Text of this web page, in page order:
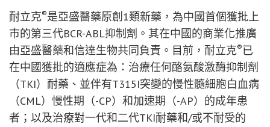
耐立克®是亞盛醫藥原創1類新藥，為中國首個獲批上
市的第三代BCR-ABL抑制劑。其在中國的商業化推廣
由亞盛醫藥和信達生物共同負責。目前，耐立克®已
在中國獲批的適應症為：治療任何酪氨酸激酶抑制劑
（TKI）耐藥、並伴有T315I突變的慢性髓細胞白血病
（CML）慢性期（-CP）和加速期（-AP）的成年患
者；以及治療對一代和二代TKI耐藥和/或不耐受的